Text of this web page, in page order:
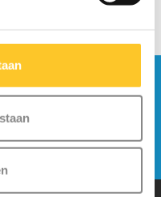
je in voor onze
Verstuur